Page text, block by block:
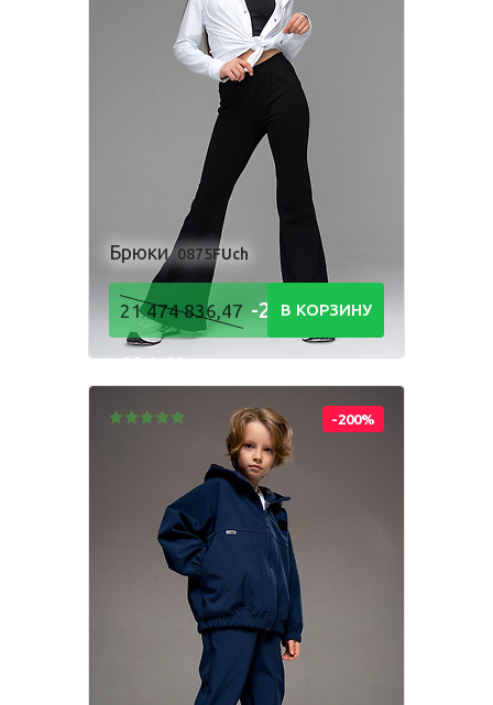
Одежда для взрослых
Костюм
Толстовка
Футболка Шорты
Брюки 0875FUch
21 474 836,47 -21 474
836,48Р
В КОРЗИНУ
-200%